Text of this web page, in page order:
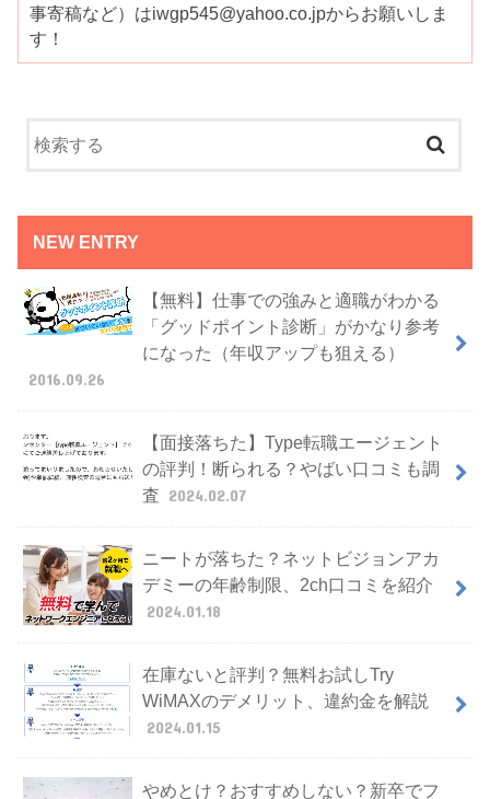
事寄稿など）はiwgp545@yahoo.co.jpからお願いしま
す！
NEW ENTRY
【無料】仕事での強みと適職がわかる
「グッドポイント診断」がかなり参考
になった（年収アップも狙える）
2016.09.26
【面接落ちた】Type転職エージェント
の評判！断られる？やばい口コミも調
査 2024.02.07
ニートが落ちた？ネットビジョンアカ
デミーの年齢制限、2ch口コミを紹介
2024.01.18
在庫ないと評判？無料お試しTry
WiMAXのデメリット、違約金を解説
2024.01.15
やめとけ？おすすめしない？新卒でフ